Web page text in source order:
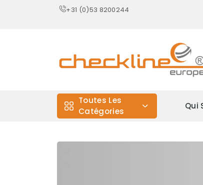
+31 (0)53 8200244
Toutes Les
Catégories
Qui